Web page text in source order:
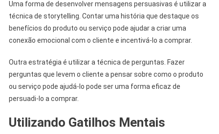
Uma forma de desenvolver mensagens persuasivas é utilizar a
técnica de storytelling. Contar uma história que destaque os
benefícios do produto ou serviço pode ajudar a criar uma
conexão emocional com o cliente e incentivá-lo a comprar.
Outra estratégia é utilizar a técnica de perguntas. Fazer
perguntas que levem o cliente a pensar sobre como o produto
ou serviço pode ajudá-lo pode ser uma forma eficaz de
persuadi-lo a comprar.
Utilizando Gatilhos Mentais